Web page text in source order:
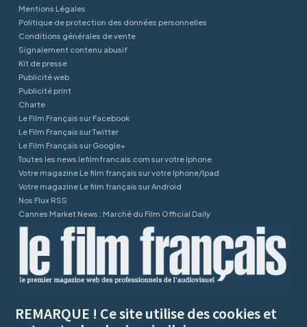
Mentions Légales
Politique de protection des données personnelles
Conditions générales de vente
Signalement contenu abusif
Kit de presse
Publicité web
Publicité print
Charte
Le Film Français sur Facebook
Le Film Français sur Twitter
Le Film Français sur Google+
Toutes les news lefilmfrancais.com sur votre Iphone
Votre magazine Le film français sur votre Iphone/Ipad
Votre magazine Le film français sur Android
Nos Flux RSS
Cannes Market News : Marché du Film Official Daily
REMARQUE ! Ce site utilise des cookies et